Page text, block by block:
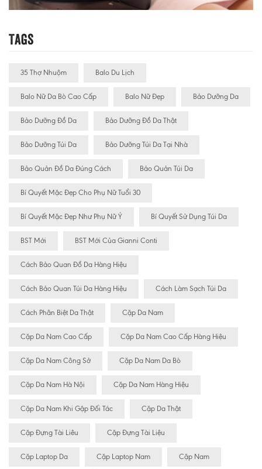
Tags
35 Thợ Nhuộm Balo Du Lịch
Balo Nữ Da Bò Cao Cấp Balo Nữ Đẹp Bảo Dưỡng Da
Bảo Dưỡng Đồ Da Bảo Dưỡng Đồ Da Thật
Bảo Dưỡng Túi Da Bảo Dưỡng Túi Da Tại Nhà
Bảo Quản Đồ Da Đúng Cách Bảo Quản Túi Da
Bí Quyết Mặc Đẹp Cho Phụ Nữ Tuổi 30
Bí Quyết Mặc Đẹp Như Phụ Nữ Ý Bí Quyết Sử Dụng Túi Da
BST Mới BST Mới Của Gianni Conti
Cách Bảo Quan Đồ Da Hàng Hiệu
Cách Bảo Quan Túi Da Hàng Hiệu Cách Làm Sạch Túi Da
Cách Phân Biệt Da Thật Cặp Da Nam
Cặp Da Nam Cao Cấp Cặp Da Nam Cao Cấp Hàng Hiệu
Cặp Da Nam Công Sở Cặp Da Nam Da Bò
Cặp Da Nam Hà Nội Cặp Da Nam Hàng Hiệu
Cặp Da Nam Khi Gặp Đối Tác Cặp Da Thật
Cặp Đựng Tài Liêu Cặp Đựng Tài Liệu
Cặp Laptop Da Cặp Laptop Nam Cặp Nam